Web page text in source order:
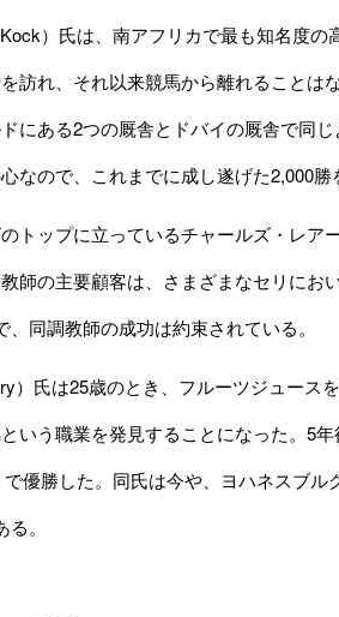
）氏は、南アフリカで最も知名度
訪れ、それ以来競馬から離れることは
にある2つの厩舎とドバイの厩舎で同
なので、これまでに成し遂げた2,000勝
トップに立っているチャールズ・レア
師の主要顧客は、さまざまなセリにお
、同調教師の成功は約束されている。
）氏は25歳のとき、フルーツジュース
いう職業を発見することになった。5
優勝した。同氏は今や、ヨハネスブ
。